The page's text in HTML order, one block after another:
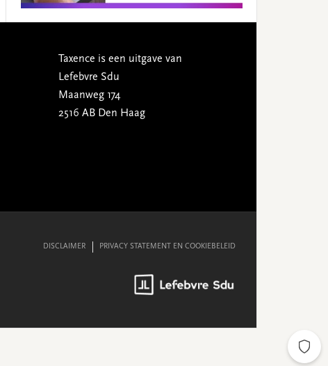
Taxence is een uitgave van
Lefebvre Sdu
Maanweg 174
2516 AB Den Haag
DISCLAIMER PRIVACY STATEMENT EN COOKIEBELEID